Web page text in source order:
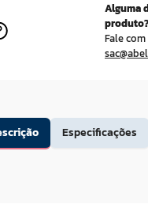
Alguma
Fale
Especificações